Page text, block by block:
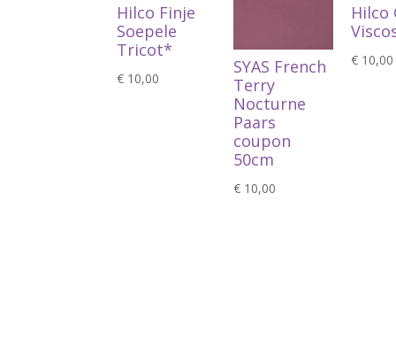
Hilco Finje
Soepele
Tricot*
€ 10,00
SYAS French
Terry
Nocturne
Paars
coupon
50cm
€ 10,00
Hilco
€10,00